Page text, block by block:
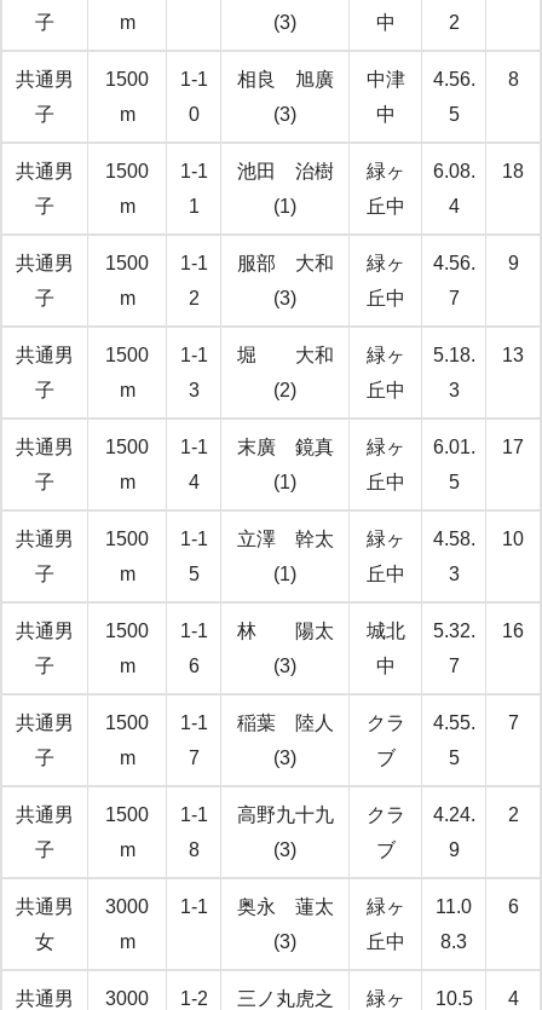
子
m
(3)
中
2
共通男
子
1500
m
1-1
0
相良 旭廣
(3)
中津
中
4.56.
5
8
共通男
子
1500
m
1-1
1
池田 治樹
(1)
緑ヶ
丘中
6.08.
4
18
共通男
子
1500
m
1-1
2
服部 大和
(3)
緑ヶ
丘中
4.56.
7
9
共通男
子
1500
m
1-1
3
堀 大和
(2)
緑ヶ
丘中
5.18.
3
13
共通男
子
1500
m
1-1
4
末廣 鏡真
(1)
緑ヶ
丘中
6.01.
5
17
共通男
子
1500
m
1-1
5
立澤 幹太
(1)
緑ヶ
丘中
4.58.
3
10
共通男
子
1500
m
1-1
6
林 陽太
(3)
城北
中
5.32.
7
16
共通男
子
1500
m
1-1
7
稲葉 陸人
(3)
クラ
ブ
4.55.
5
7
共通男
子
1500
m
1-1
8
高野九十九
(3)
クラ
ブ
4.24.
9
2
共通男
女
3000
m
1-1
奥永 蓮太
(3)
緑ヶ
丘中
11.0
8.3
6
共通男
3000
1-2
三ノ丸虎之
緑ヶ
10.5
4